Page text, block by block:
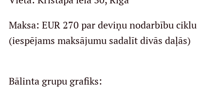
Maksa: EUR 270 par deviņu nodarbību ciklu
(iespējams maksājumu sadalīt divās daļās)
Bālinta grupu grafiks: